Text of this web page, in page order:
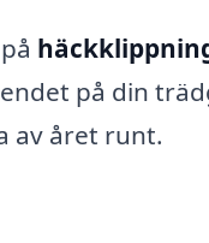
på din
av året runt.